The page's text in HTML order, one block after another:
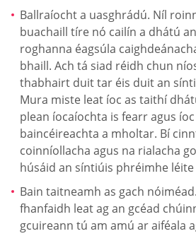
Ballraíocht a uasghrádú. Níl
buachaill tíre nó cailín a dhátú
roghanna éagsúla
bhaill. Ach tá siad réidh chun
thabhairt duit tar éis duit an
Mura miste leat íoc as taithí
plean íocaíochta is fearr agus
baincéireachta a mholtar. Bí
coinníollacha agus na rialacha
húsáid an síntiúis phréimhe
Bain taitneamh as gach
fhanfaidh leat ag an gcéad
gcuireann tú am amú ar aiféala